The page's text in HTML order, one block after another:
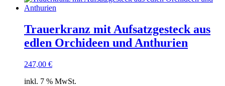
Trauerkranz mit Aufsatzgesteck aus
edlen Orchideen und Anthurien
247,00 €
inkl. 7 % MwSt.